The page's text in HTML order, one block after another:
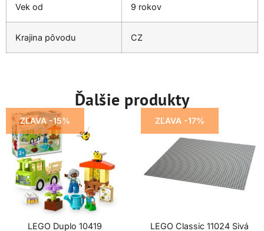
Vek od 9 rokov
Krajina pôvodu CZ
Ďalšie produkty
ZĽAVA -15%
LEGO Duplo 10419
ZĽAVA -17%
LEGO Classic 11024 Sivá